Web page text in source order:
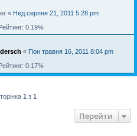
« Нед серпня 21, 2011 5:28 pm
0.19%
« Пон травня 16, 2011 8:04 pm
0.17%
1 з 1
Перейти